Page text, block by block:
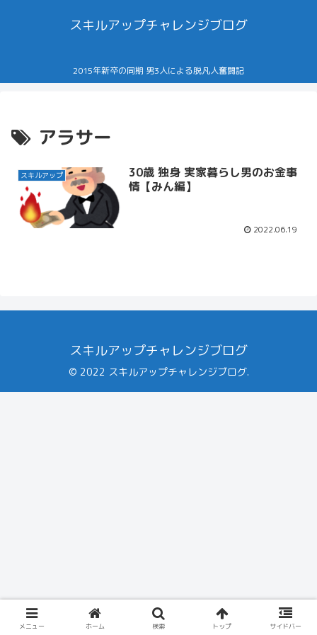
スキルアップチャレンジブログ
2015年新卒の同期 男3人による脱凡人奮闘記
アラサー
スキルアップ
30歳 独身 実家暮らし男のお金事
情【みん編】
2022.06.19
スキルアップチャレンジブログ
© 2022 スキルアップチャレンジブログ.
メニュー ホーム 検索 トップ サイドバー